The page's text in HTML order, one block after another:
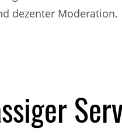
dezenter Moderation.